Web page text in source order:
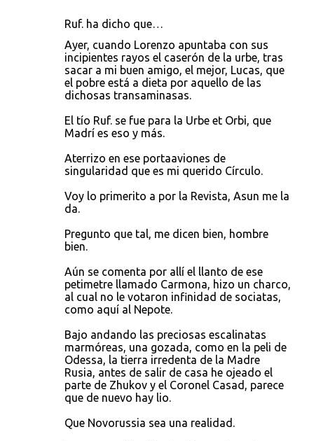
Ruf. ha dicho que…
Ayer, cuando Lorenzo apuntaba con sus
incipientes rayos el caserón de la urbe, tras
sacar a mi buen amigo, el mejor, Lucas, que
el pobre está a dieta por aquello de las
dichosas transaminasas.
El tío Ruf. se fue para la Urbe et Orbi, que
Madrí es eso y más.
Aterrizo en ese portaaviones de
singularidad que es mi querido Círculo.
Voy lo primerito a por la Revista, Asun me la
da.
Pregunto que tal, me dicen bien, hombre
bien.
Aún se comenta por allí el llanto de ese
petimetre llamado Carmona, hizo un charco,
al cual no le votaron infinidad de sociatas,
como aquí al Nepote.
Bajo andando las preciosas escalinatas
marmóreas, una gozada, como en la peli de
Odessa, la tierra irredenta de la Madre
Rusia, antes de salir de casa he ojeado el
parte de Zhukov y el Coronel Casad, parece
que de nuevo hay lio.
Que Novorussia sea una realidad.